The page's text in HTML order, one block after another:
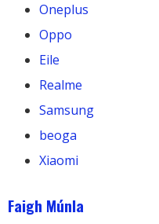
Oneplus
Oppo
Eile
Realme
Samsung
beoga
Xiaomi
Faigh Múnla